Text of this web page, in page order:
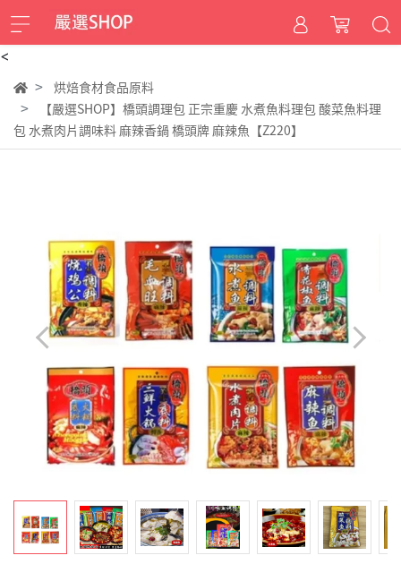
<
烘焙食材食品原料
【嚴選SHOP】橋頭調理包 正宗重慶 水煮魚料理包 酸菜魚料理
包 水煮肉片調味料 麻辣香鍋 橋頭牌 麻辣魚【Z220】